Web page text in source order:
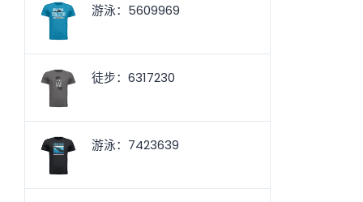
游泳：5609969
徒步：6317230
游泳：7423639